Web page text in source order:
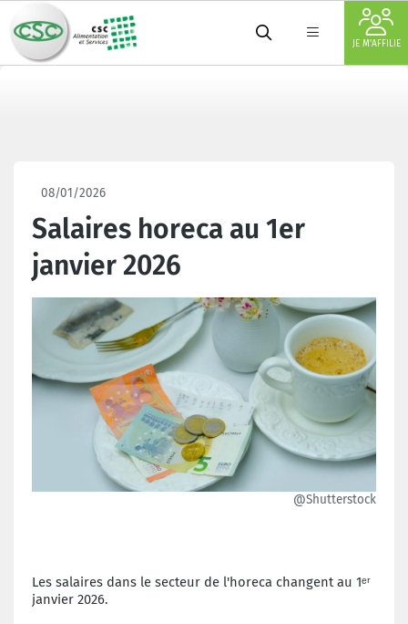
JE M'AFFILIE
08/01/2026
Salaires horeca au 1er
janvier 2026
@Shutterstock
Les salaires dans le secteur de l'horeca changent au 1ᵉʳ
janvier 2026.